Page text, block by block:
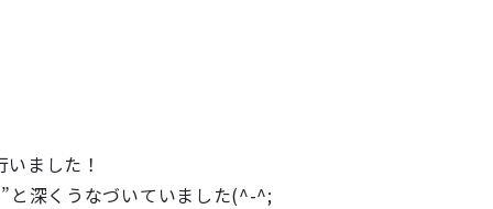
ました！
と深くうなづいていました(^-^;